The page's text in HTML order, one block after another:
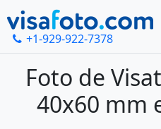
+1-929-922-7378
Foto de
40x60 mm